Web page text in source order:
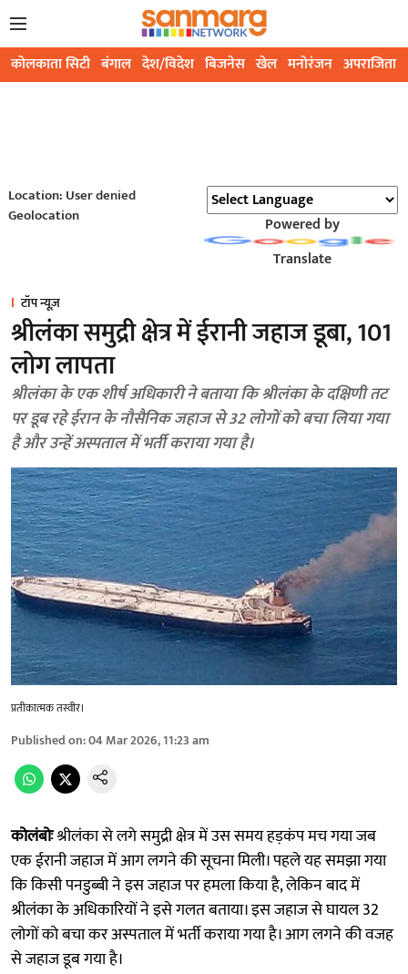
कोलकाता सिटी बंगाल देश/विदेश बिजनेस खेल मनोरंजन अपराजिता
Location: User denied
Geolocation
Powered by
Translate
टॉप न्यूज़
श्रीलंका समुद्री क्षेत्र में ईरानी जहाज डूबा, 101
लोग लापता
श्रीलंका के एक शीर्ष अधिकारी ने बताया कि श्रीलंका के दक्षिणी तट
पर डूब रहे ईरान के नौसैनिक जहाज से 32 लोगों को बचा लिया गया
है और उन्हें अस्पताल में भर्ती कराया गया है।
प्रतीकात्मक तस्वीर।
Published on:04 Mar 2026, 11:23 am
कोलंबोःश्रीलंका से लगे समुद्री क्षेत्र में उस समय हड़कंप मच गया जब
एक ईरानी जहाज में आग लगने की सूचना मिली। पहले यह समझा गया
कि किसी पनडुब्बी ने इस जहाज पर हमला किया है, लेकिन बाद में
श्रीलंका के अधिकारियों ने इसे गलत बताया। इस जहाज से घायल 32
लोगों को बचा कर अस्पताल में भर्ती कराया गया है। आग लगने की वजह
से जहाज डूब गया है।